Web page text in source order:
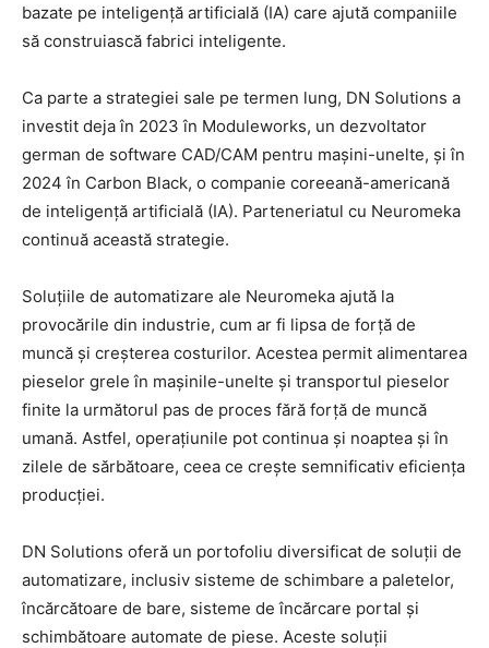
bazate pe inteligență artificială (IA) care ajută companiile
să construiască fabrici inteligente.
Ca parte a strategiei sale pe termen lung, DN Solutions a
investit deja în 2023 în Moduleworks, un dezvoltator
german de software CAD/CAM pentru mașini-unelte, și în
2024 în Carbon Black, o companie coreeană-americană
de inteligență artificială (IA). Parteneriatul cu Neuromeka
continuă această strategie.
Soluțiile de automatizare ale Neuromeka ajută la
provocările din industrie, cum ar fi lipsa de forță de
muncă și creșterea costurilor. Acestea permit alimentarea
pieselor grele în mașinile-unelte și transportul pieselor
finite la următorul pas de proces fără forță de muncă
umană. Astfel, operațiunile pot continua și noaptea și în
zilele de sărbătoare, ceea ce crește semnificativ eficiența
producției.
DN Solutions oferă un portofoliu diversificat de soluții de
automatizare, inclusiv sisteme de schimbare a paletelor,
încărcătoare de bare, sisteme de încărcare portal și
schimbătoare automate de piese. Aceste soluții